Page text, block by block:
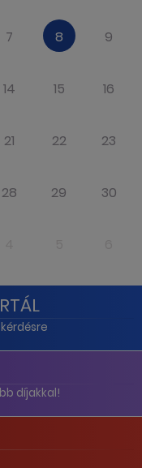
7 8 9
14 15 16
21 22 23
28 29 30
díjakkal!